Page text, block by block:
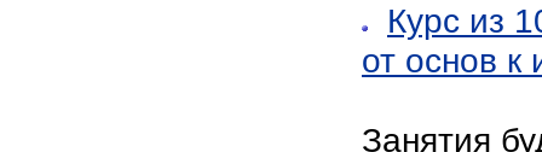
Курс из
от основ к
Занятия